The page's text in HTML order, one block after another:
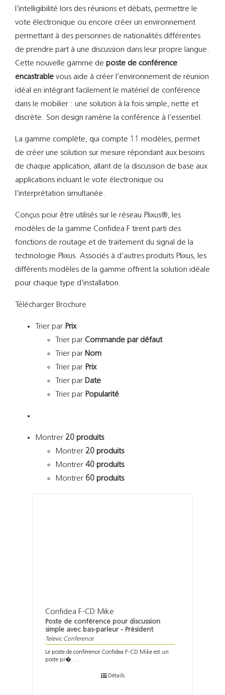
l’intelligibilité lors des réunions et débats, permettre le
vote électronique ou encore créer un environnement
permettant à des personnes de nationalités différentes
de prendre part à une discussion dans leur propre langue.
Cette nouvelle gamme de poste de conférence
encastrable vous aide à créer l’environnement de réunion
idéal en intégrant facilement le matériel de conférence
dans le mobilier : une solution à la fois simple, nette et
discrète. Son design ramène la conférence à l’essentiel.
La gamme complète, qui compte 11 modèles, permet
de créer une solution sur mesure répondant aux besoins
de chaque application, allant de la discussion de base aux
applications incluant le vote électronique ou
l’interprétation simultanée.
Conçus pour être utilisés sur le réseau Plixus®, les
modèles de la gamme Confidea F tirent parti des
fonctions de routage et de traitement du signal de la
technologie Plixus. Associés à d’autres produits Plixus, les
différents modèles de la gamme offrent la solution idéale
pour chaque type d’installation.
Télécharger Brochure
Trier par Prix
Trier par Commande par défaut
Trier par Nom
Trier par Prix
Trier par Date
Trier par Popularité
Montrer 20 produits
Montrer 20 produits
Montrer 40 produits
Montrer 60 produits
Confidea F-CD Mike
Poste de conférence pour discussion
simple avec bas-parleur - Président
Televic Conference
Le poste de conférence Confidea F-CD Mike est un
poste pr� . . .
Détails